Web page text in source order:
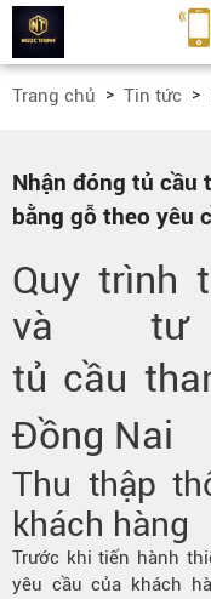
Trang chủ Tin tức
Nhận đóng tủ cầu
bằng gỗ theo yêu
Quy trình
và tư
tủ cầu
Đồng Nai
Thu thập
khách hàng
Trước khi tiến hành
yêu cầu của khách